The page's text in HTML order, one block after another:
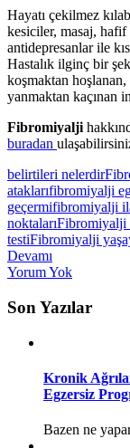
Hayatı çekilmez
kesiciler, masaj,
antidepresanlar ile
Hastalık ilginç bir
koşmaktan hoşlanan,
yanmaktan kaçınan
Fibromiyalji
buradan
belirtileri nelerdir
ataklarıfibromiyalji
geçermifibromiyalji
noktalarıFibromiyalji
testiFibromiyalji
Devamı
Yorum Yok
Son Yazılar
Kronik
Egzersiz
Bazen ne